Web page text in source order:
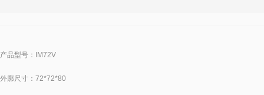
产品型号：IM72V
外廓尺寸：72*72*80